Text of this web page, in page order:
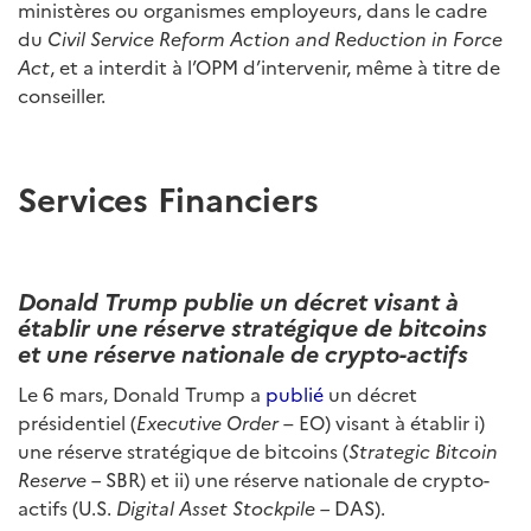
ministères ou organismes employeurs, dans le cadre
du Civil Service Reform Action and Reduction in Force
Act, et a interdit à l’OPM d’intervenir, même à titre de
conseiller.
Services Financiers
Donald Trump publie un décret visant à
établir une réserve stratégique de bitcoins
et une réserve nationale de crypto-actifs
Le 6 mars, Donald Trump a publié un décret
présidentiel (Executive Order– EO) visant à établir i)
une réserve stratégique de bitcoins (Strategic Bitcoin
Reserve – SBR) et ii) une réserve nationale de crypto-
actifs (U.S. Digital Asset Stockpile – DAS).